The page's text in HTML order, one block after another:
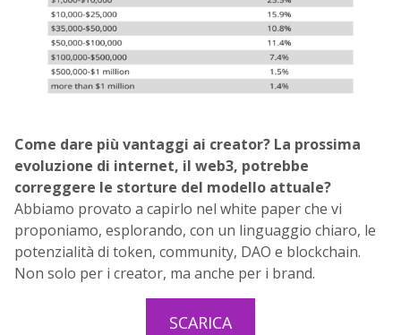
Come dare più vantaggi ai creator? La prossima
evoluzione di internet, il web3, potrebbe
correggere le storture del modello attuale?
Abbiamo provato a capirlo nel white paper che vi
proponiamo, esplorando, con un linguaggio chiaro, le
potenzialità di token, community, DAO e blockchain.
Non solo per i creator, ma anche per i brand.
SCARICA